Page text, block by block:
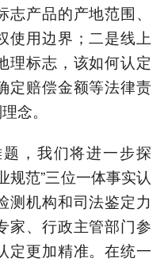
产品的产地范围、
使用边界；二是线上
理标志，该如何认定
定赔偿金额等法律责
念。
，我们将进一步探
规范”三位一体事实认
测机构和司法鉴定力
家、行政主管部门参
定更加精准。在统一